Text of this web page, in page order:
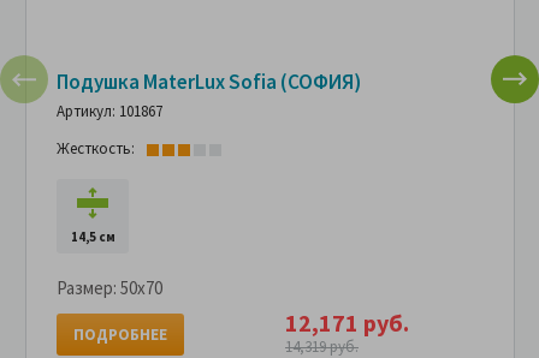
Подушка MaterLux Sofia (СОФИЯ)
Артикул: 101867
Жесткость:
14,5 см
Размер: 50x70
12,171 руб.
14,319 руб.
ПОДРОБНЕЕ